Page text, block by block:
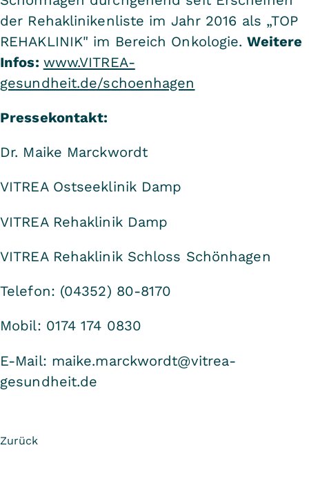
der Rehaklinikenliste im Jahr 2016 als „TOP
REHAKLINIK" im Bereich Onkologie.Weitere
Infos: www.VITREA-
gesundheit.de/schoenhagen
Pressekontakt:
Dr. Maike Marckwordt
VITREA Ostseeklinik Damp
VITREA Rehaklinik Damp
VITREA Rehaklinik Schloss Schönhagen
Telefon: (04352) 80-8170
Mobil: 0174 174 0830
E-Mail: maike.marckwordt@vitrea-
gesundheit.de
Zurück